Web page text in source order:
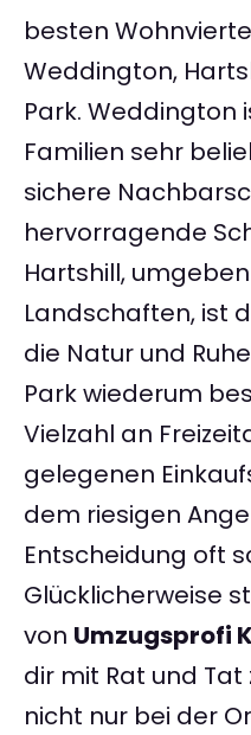
besten
Weddington,
Park. Weddington
Familien sehr
sichere
hervorragende
Hartshill,
Landschaften, ist
die Natur und
Park wiederum
Vielzahl an
gelegenen
dem riesigen
Entscheidung oft
Glücklicherweise
von Umzugsprofi
dir mit Rat und Tat
nicht nur bei der